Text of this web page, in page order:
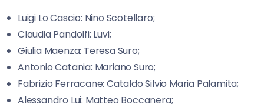
Luigi Lo Cascio: Nino Scotellaro;
Claudia Pandolfi: Luvi;
Giulia Maenza: Teresa Suro;
Antonio Catania: Mariano Suro;
Fabrizio Ferracane: Cataldo Silvio Maria Palamita;
Alessandro Lui: Matteo Boccanera;